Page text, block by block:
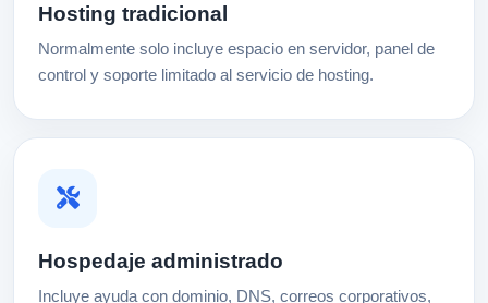
Hosting tradicional
Normalmente solo incluye espacio en servidor, panel de
control y soporte limitado al servicio de hosting.
Hospedaje administrado
Incluye ayuda con dominio, DNS, correos corporativos,